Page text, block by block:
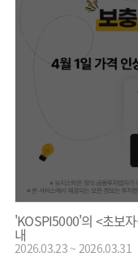
'KOSPI5000'의 <초보
내
2026.03.23 ~ 2026.03.31